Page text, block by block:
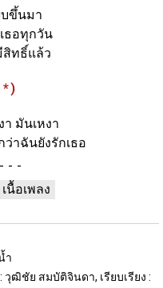
บขึ้นมา
ธอทุกวัน
ทธิ์แล้ว
า มันเหงา
ว่าฉันยังรักเธอ
นื้อเพลง
ำ
ฒิชัย สมบัติจินดา, เรียบเรียง :